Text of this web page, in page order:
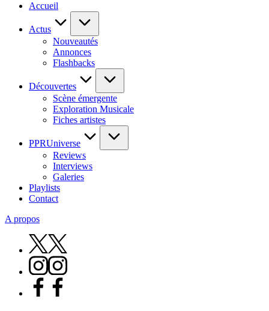
Accueil
Actus
Nouveautés
Annonces
Flashbacks
Découvertes
Scène émergente
Exploration Musicale
Fiches artistes
PPRUniverse
Reviews
Interviews
Galeries
Playlists
Contact
A propos
X
Instagram
Facebook